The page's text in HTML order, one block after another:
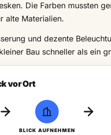
Die Farben mussten
alte Materialien.
und dezente
Bau schneller als ein
vor Ort
BLICK AUFNEHMEN